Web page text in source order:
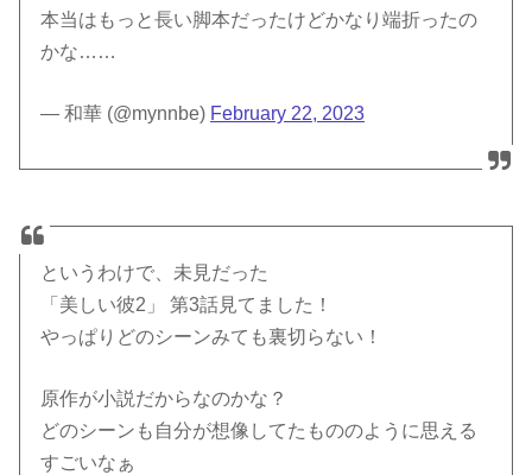
本当はもっと長い脚本だったけどかなり端折ったの
かな……
— 和華 (@mynnbe) February 22, 2023
というわけで、未見だった
「美しい彼2」 第3話見てました！
やっぱりどのシーンみても裏切らない！
原作が小説だからなのかな？
どのシーンも自分が想像してたもののように思える
すごいなぁ